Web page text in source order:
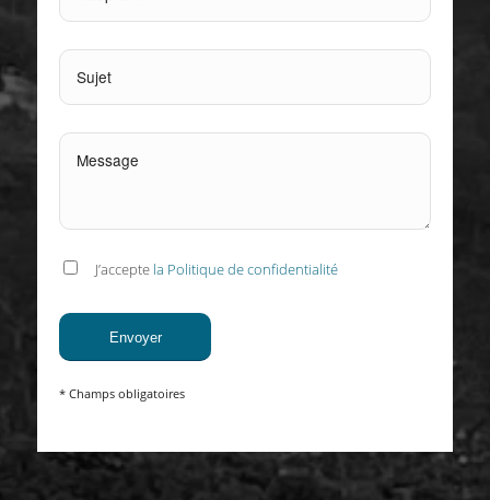
J’accepte la Politique de confidentialité
* Champs obligatoires